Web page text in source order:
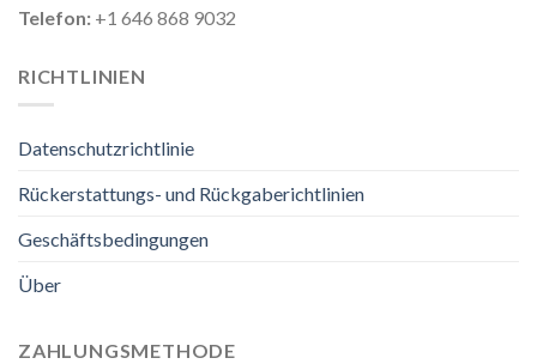
Telefon: +1 646 868 9032
RICHTLINIEN
Datenschutzrichtlinie
Rückerstattungs- und Rückgaberichtlinien
Geschäftsbedingungen
Über
ZAHLUNGSMETHODE